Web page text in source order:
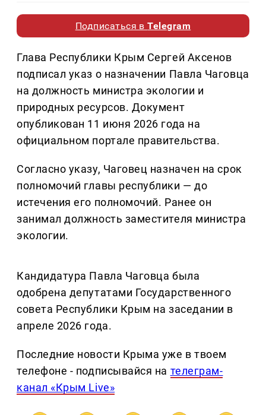
Подписаться вTelegram
Глава Республики Крым Сергей Аксенов
подписал указ о назначении Павла Чаговца
на должность министра экологии и
природных ресурсов. Документ
опубликован 11 июня 2026 года на
официальном портале правительства.
Согласно указу, Чаговец назначен на срок
полномочий главы республики — до
истечения его полномочий. Ранее он
занимал должность заместителя министра
экологии.
Кандидатура Павла Чаговца была
одобрена депутатами Государственного
совета Республики Крым на заседании в
апреле 2026 года.
Последние новости Крыма уже в твоем
телефоне - подписывайся на телеграм-
канал «Крым Live»